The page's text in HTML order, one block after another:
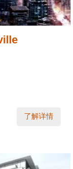
了解详情